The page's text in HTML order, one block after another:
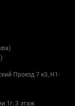
Проезд 7 к3, H1-
1г, 3 этаж